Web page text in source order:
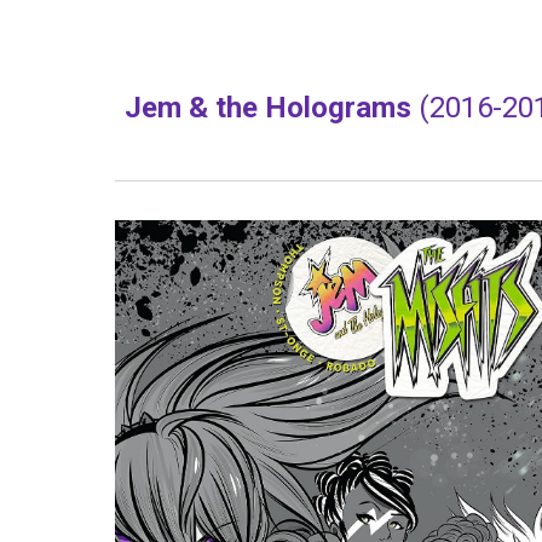
Jem & the Holograms (2016-